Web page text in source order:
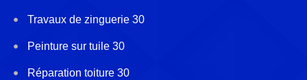
Travaux de zinguerie 30
Peinture sur tuile 30
Réparation toiture 30